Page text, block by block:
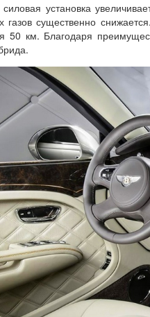
силовая установка
газов существенно
50 км. Благодаря